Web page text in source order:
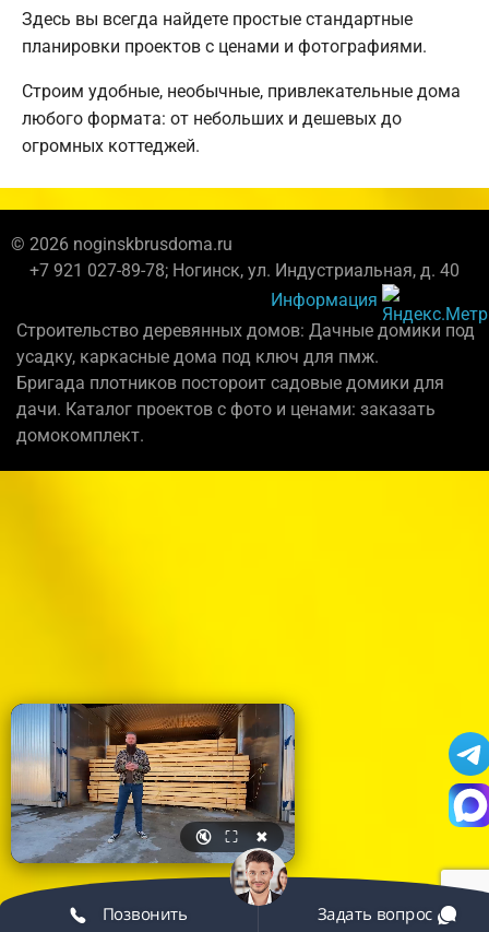
Здесь вы всегда найдете простые стандартные
планировки проектов с ценами и фотографиями.
Строим удобные, необычные, привлекательные дома
любого формата: от небольших и дешевых до
огромных коттеджей.
© 2026 noginskbrusdoma.ru
+7 921 027-89-78; Ногинск, ул. Индустриальная, д. 40
Информация
Строительство деревянных домов: Дачные домики под
усадку, каркасные дома под ключ для пмж.
Бригада плотников постороит садовые домики для
дачи. Каталог проектов с фото и ценами: заказать
домокомплект.
🔇 ⛶ ✖
Позвонить Задать вопрос